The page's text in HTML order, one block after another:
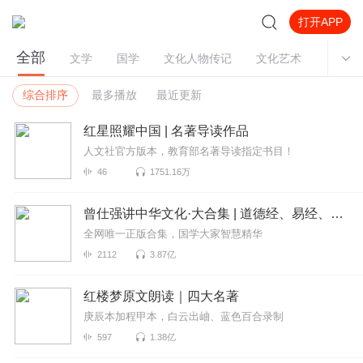
打开APP
全部 文学 国学 文化人物传记 文化艺术 民间
综合排序 最多播放 最近更新
红星照耀中国 | 名著导读作品
人文社官方版本，教育部名著导读指定书目！
46 1751.16万
曾仕强讲中华文化·大合集 | 道德经、易经、三国演义中的国学
全网唯一正版合集，国学大家智慧精华
2112 3.87亿
红楼梦原文朗读｜四大名著
庚辰本加程甲本，白云出岫、蓝色百合录制
597 1.38亿